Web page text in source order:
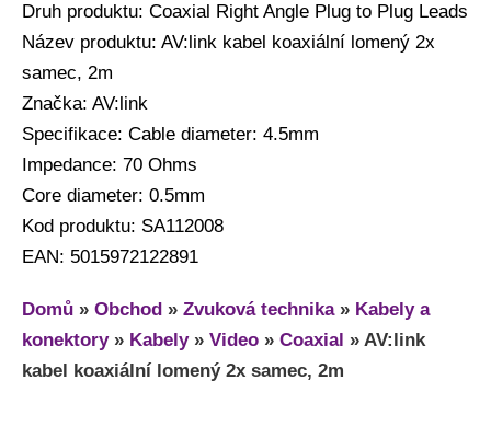
Druh produktu: Coaxial Right Angle Plug to Plug Leads
Název produktu: AV:link kabel koaxiální lomený 2x
samec, 2m
Značka: AV:link
Specifikace: Cable diameter: 4.5mm
Impedance: 70 Ohms
Core diameter: 0.5mm
Kod produktu: SA112008
EAN: 5015972122891
Domů » Obchod » Zvuková technika» Kabely a
konektory» Kabely» Video » Coaxial » AV:link
kabel koaxiální lomený 2x samec, 2m